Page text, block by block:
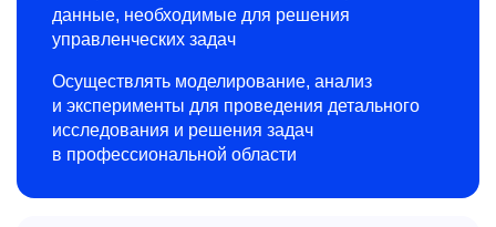
данные, необходимые для решения
управленческих задач
Осуществлять моделирование, анализ
и эксперименты для проведения детального
исследования и решения задач
в профессиональной области